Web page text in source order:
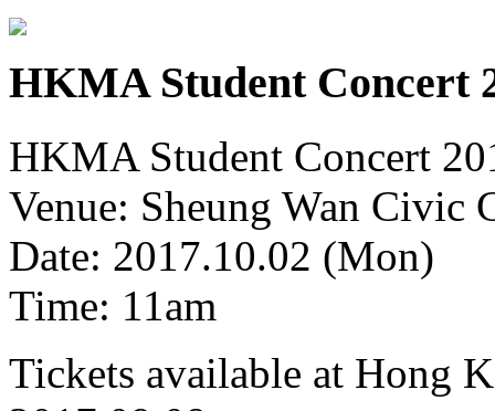
HKMA Student Concert
HKMA Student Concert
Venue: Sheung Wan Civic
Date: 2017.10.02 (Mon)
Time: 11am
Tickets available at Hong